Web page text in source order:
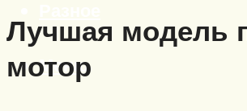
Меню
Лучшая модель
мотор